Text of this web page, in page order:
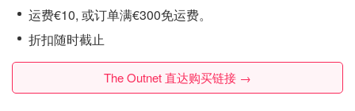
运费€10, 或订单满€300免运费。
折扣随时截止
The Outnet 直达购买链接 →